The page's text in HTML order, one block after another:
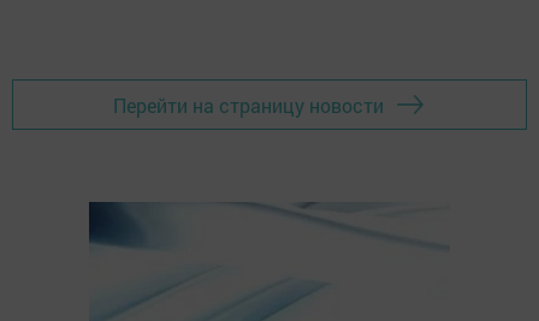
Перейти на страницу новости